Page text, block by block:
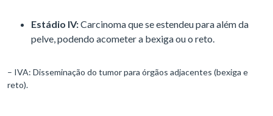
Estádio IV:Carcinoma que se estendeu para além da
pelve, podendo acometer a bexiga ou o reto.
– IVA: Disseminação do tumor para órgãos adjacentes (bexiga e
reto).